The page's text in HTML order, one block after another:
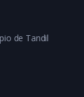
de Tandil